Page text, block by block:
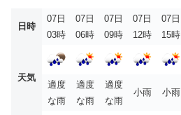
日時
07日
03時
07日
06時
07日
09時
07日
12時
07日
15時
天気
適度
な雨
適度
な雨
適度
な雨
小雨 小雨